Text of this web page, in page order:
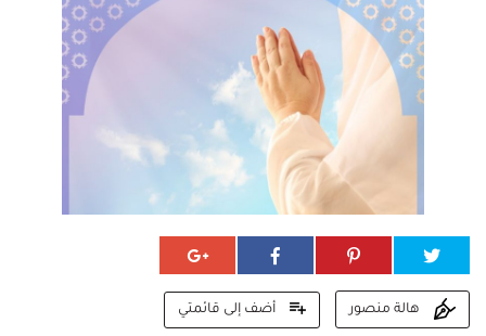
هالة منصور أضف إلى قائمتي